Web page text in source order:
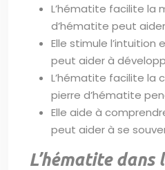
L’hématite facilite la
d’hématite peut
Elle stimule
peut aider à
L’hématite facilite la
pierre d’hématite
Elle aide à
peut aider à se
L’hématite